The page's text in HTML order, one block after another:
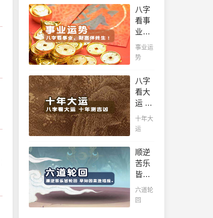
命方
可福
寿绵
长终
生富
平阴
阳断
祸
八字
精批
一生
好命
运！
八字
看事
业，
财富
伴终
哪日
出生
的人
最有
财官
之
十之
八九
是大
官或
富
事业运
势
八字
看大
运 十
年测
吉
十年
一运
卜吉
凶，
未来
命运
十年大
运
顺逆
苦乐
皆轮
回 早
知因
六道轮
回